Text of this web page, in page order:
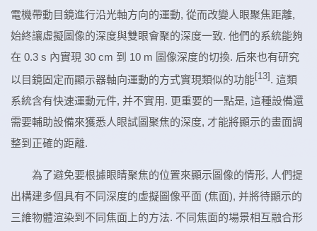
電機帶動目鏡進行沿光軸方向的運動, 從而改變人眼聚焦距離,
始終讓虛擬圖像的深度與雙眼會聚的深度一致. 他們的系統能夠
在 0.3 s 內實現 30 cm 到 10 m 圖像深度的切換. 后來也有研究
以目鏡固定而顯示器軸向運動的方式實現類似的功能[13] . 這類
系統含有快速運動元件, 并不實用. 更重要的一點是, 這種設備還
需要輔助設備來獲悉人眼試圖聚焦的深度, 才能將顯示的畫面調
整到正確的距離.
為了避免要根據眼睛聚焦的位置來顯示圖像的情形, 人們提
出構建多個具有不同深度的虛擬圖像平面 (焦面), 并將待顯示的
三維物體渲染到不同焦面上的方法. 不同焦面的場景相互融合形